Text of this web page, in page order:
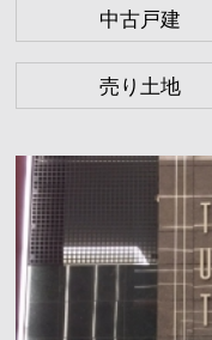
中古戸建
売り土地